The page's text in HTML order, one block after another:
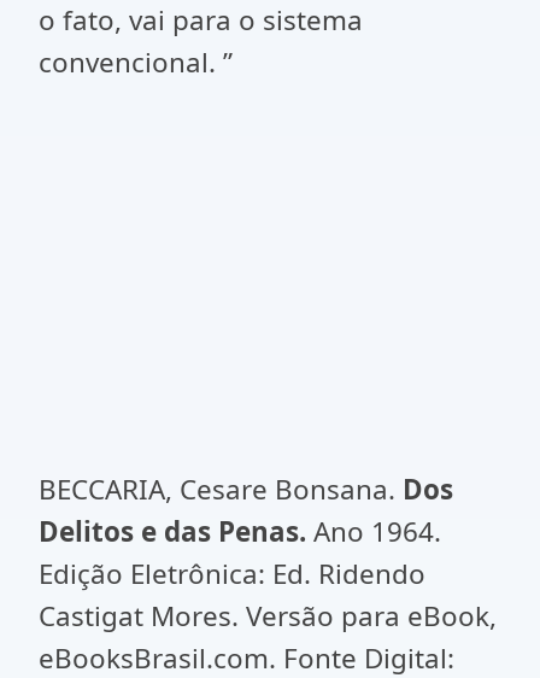
o fato, vai para o sistema
convencional. ”
BECCARIA, Cesare Bonsana. Dos
Delitos e das Penas. Ano 1964.
Edição Eletrônica: Ed. Ridendo
Castigat Mores. Versão para eBook,
eBooksBrasil.com. Fonte Digital: